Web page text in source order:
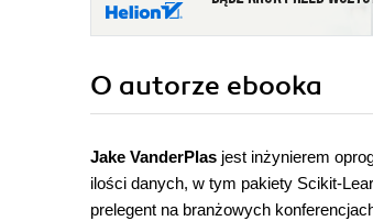
O autorze ebooka
Jake VanderPlas jest inżynierem
ilości danych, w tym pakiety Scikit-
prelegent na branżowych